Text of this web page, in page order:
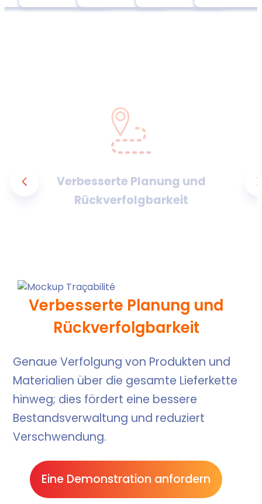
Verbesserte Planung und
Rückverfolgbarkeit
Verbesserte Planung und
Rückverfolgbarkeit
Genaue Verfolgung von Produkten und
Materialien über die gesamte Lieferkette
hinweg; dies fördert eine bessere
Bestandsverwaltung und reduziert
Verschwendung.
Eine Demonstration anfordern